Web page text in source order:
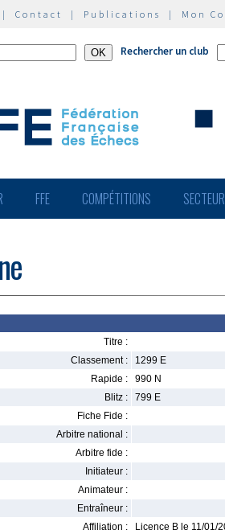
| Contact | Publications | Mon
Rechercher un club
FFE COMPÉTITIONS
Titre :
Classement :
1299 E
Rapide :
990 N
Blitz :
799 E
Fiche Fide :
Arbitre national :
Arbitre fide :
Initiateur :
Animateur :
Entraîneur :
Affiliation :
Licence B le 11/01/